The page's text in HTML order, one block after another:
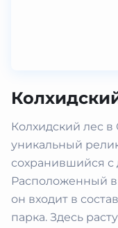
Колхидский лес
уникальный
сохранившийся
Расположенный
он входит в
парка. Здесь